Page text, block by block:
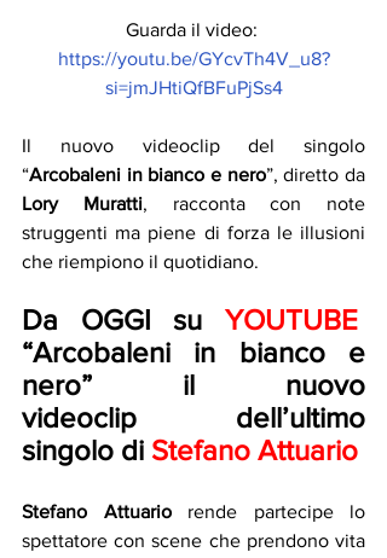
Guarda il video:
https://youtu.be/GYcvTh4V_u8?
si=jmJHtiQfBFuPjSs4
Il nuovo videoclip del singolo
“Arcobaleni in bianco e nero
Lory Muratti, racconta con note
struggenti ma piene di forza le illusioni
che riempiono il quotidiano.
Da OGGI su YOUTUBE
“Arcobaleni in bianco e
nero” il nuovo
videoclip dell’ultimo
singolo di Stefano Attuario
Stefano Attuario rende partecipe lo
spettatore con scene che prendono vita